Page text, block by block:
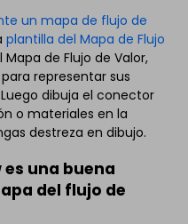
un mapa de flujo de
plantilla del Mapa de Flujo
Mapa de Flujo de Valor,
representar sus
dibuja el conector
o materiales en la
destreza en dibujo.
es una buena
del flujo de